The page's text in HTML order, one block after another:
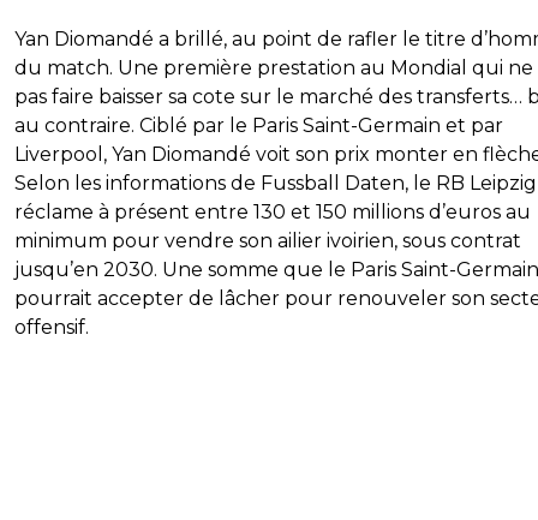
Yan Diomandé a brillé, au point de rafler le titre
du match. Une première prestation au Mondial qui ne
pas faire baisser sa cote sur le marché des transferts…
au contraire. Ciblé par le Paris Saint-Germain et par
Liverpool, Yan Diomandé voit son prix monter en
Selon les informations de Fussball Daten, le RB Leipzig
réclame à présent entre 130 et 150 millions d’euros au
minimum pour vendre son ailier ivoirien, sous contrat
jusqu’en 2030. Une somme que le Paris Saint-Germain
pourrait accepter de lâcher pour renouveler son
offensif.